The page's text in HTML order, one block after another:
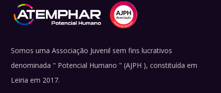
Somos uma Associação Juvenil sem fins lucrativos
denominada " Potencial Humano " (AJPH ), constituída em
Leiria em 2017.